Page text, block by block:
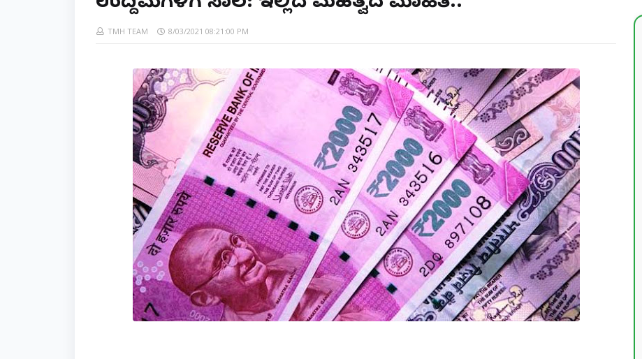
TMH TEAM 8/03/2021 08:21:00 PM